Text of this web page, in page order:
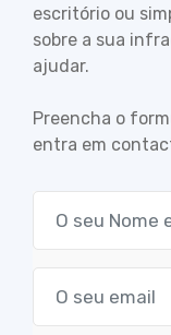
escritório ou
sobre a sua
ajudar.
Preencha o
entra em